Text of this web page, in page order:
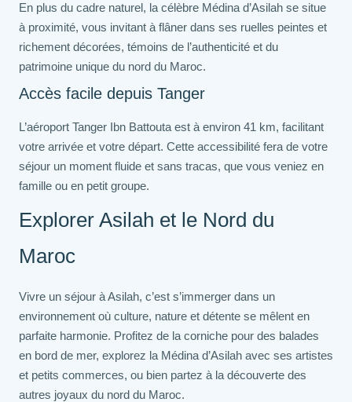
En plus du cadre naturel, la célèbre Médina d’Asilah se situe
à proximité, vous invitant à flâner dans ses ruelles peintes et
richement décorées, témoins de l’authenticité et du
patrimoine unique du nord du Maroc.
Accès facile depuis Tanger
L’aéroport Tanger Ibn Battouta est à environ 41 km, facilitant
votre arrivée et votre départ. Cette accessibilité fera de votre
séjour un moment fluide et sans tracas, que vous veniez en
famille ou en petit groupe.
Explorer Asilah et le Nord du
Maroc
Vivre un séjour à Asilah, c’est s’immerger dans un
environnement où culture, nature et détente se mêlent en
parfaite harmonie. Profitez de la corniche pour des balades
en bord de mer, explorez la Médina d’Asilah avec ses artistes
et petits commerces, ou bien partez à la découverte des
autres joyaux du nord du Maroc.